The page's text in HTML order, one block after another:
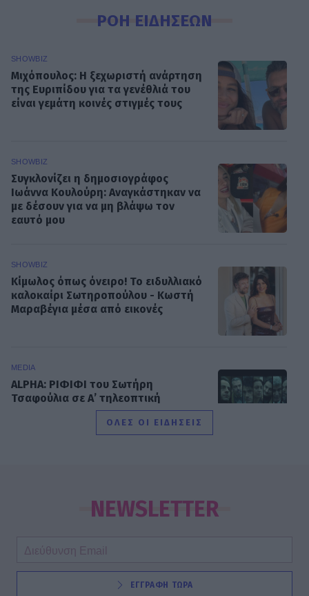
ΡΟΗ ΕΙΔΗΣΕΩΝ
SHOWBIZ
Μιχόπουλος: Η ξεχωριστή ανάρτηση
της Ευριπίδου για τα γενέθλιά του
είναι γεμάτη κοινές στιγμές τους
SHOWBIZ
Συγκλονίζει η δημοσιογράφος
Ιωάννα Κουλούρη: Αναγκάστηκαν να
με δέσουν για να μη βλάψω τον
εαυτό μου
SHOWBIZ
Κίμωλος όπως όνειρο! Το ειδυλλιακό
καλοκαίρι Σωτηροπούλου - Κωστή
Μαραβέγια μέσα από εικονές
MEDIA
ALPHA: ΡΙΦΙΦΙ του Σωτήρη
Τσαφούλια σε Α’ τηλεοπτική
προβολή - Η επίσημη ανακοίνωση
της συνεργασίας με τον Γρηγόρη
SHOWBIZ
«Με ζύγισες ρε φίλε» - H
ΟΛΕΣ ΟΙ ΕΙΔΗΣΕΙΣ
NEWSLETTER
ΕΓΓΡΑΦΗ ΤΩΡΑ